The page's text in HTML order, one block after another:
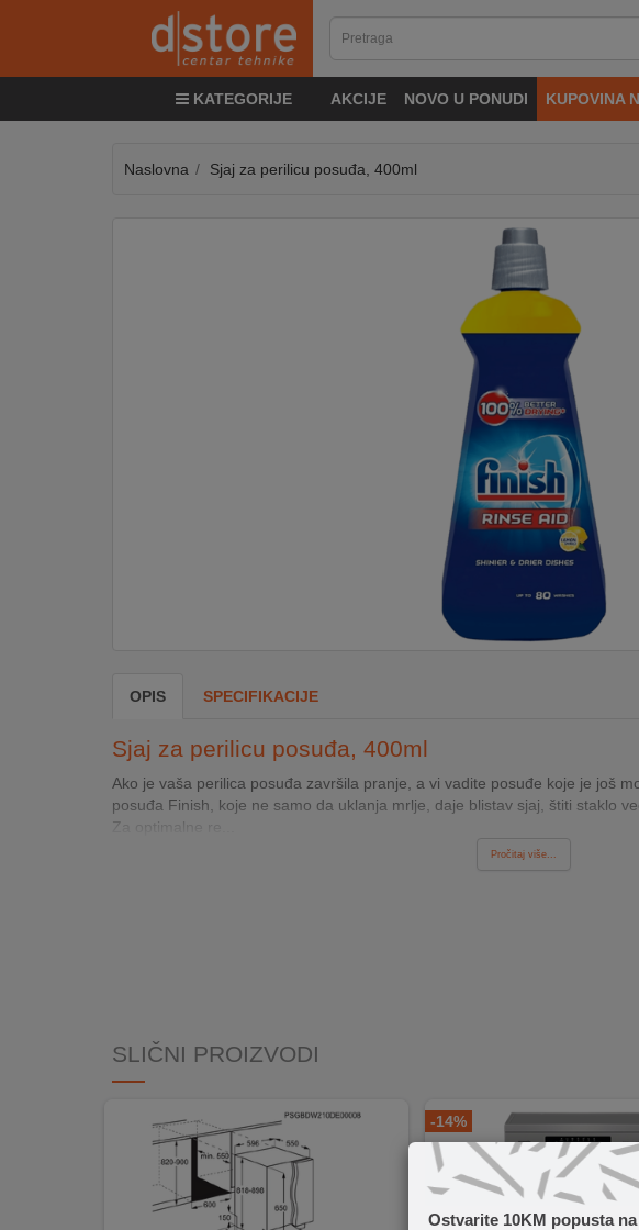
KATEGORIJE AKCIJE NOVO U PONUDI KUPOVINA
&
KLIMATIZACIJA
Ostvarite 10KM popusta
Naslovna Sjaj za perilicu posuđa, 400ml
OPIS SPECIFIKACIJE
Sjaj za perilicu posuđa, 400ml
Ako je vaša perilica posuđa završila pranje, a vi vadite posuđe koje je još
posuđa Finish, koje ne samo da uklanja mrlje, daje blistav sjaj, štiti staklo
Za optimalne re...
Pročitaj više...
SLIČNI PROIZVODI
-14%